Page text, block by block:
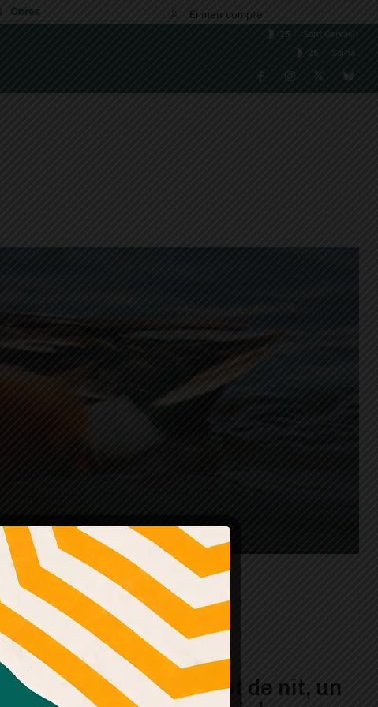
· Obres El meu compte
25
Sant Gervasi
25
Sarrià
El martinet de nit, un